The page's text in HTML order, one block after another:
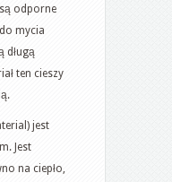
odporne
mycia
długą
ten cieszy
jest
Jest
na ciepło,